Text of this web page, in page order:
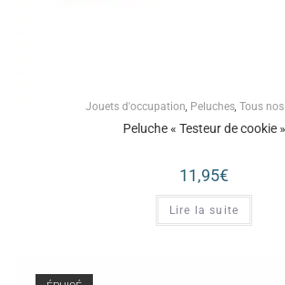
Jouets d'occupation, Peluches, Tous
Peluche « Testeur de cookie »
11,95€
Lire la suite